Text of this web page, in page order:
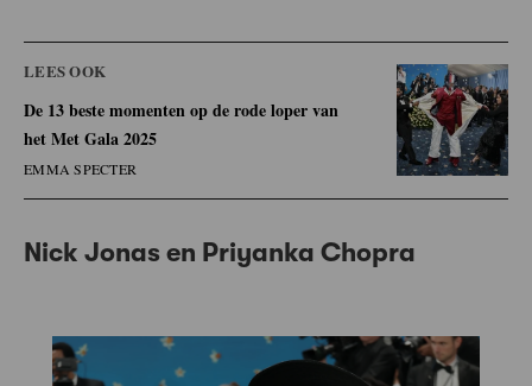
LEES OOK
De 13 beste momenten op de rode loper van
het Met Gala 2025
EMMA SPECTER
Nick Jonas en Priyanka Chopra